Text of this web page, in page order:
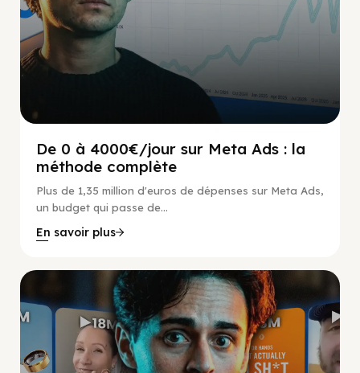
De 0 à 4000€/jour sur Meta Ads : la
méthode complète
Plus de 1,35 million d'euros de dépenses sur Meta Ads,
un budget qui passe de...
En savoir plus
Social Scaling